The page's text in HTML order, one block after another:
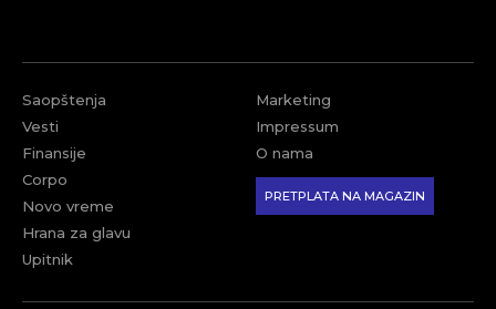
Saopštenja
Vesti
Finansije
Corpo
Novo vreme
Hrana za glavu
Upitnik
Marketing
Impressum
O nama
PRETPLATA NA MAGAZIN